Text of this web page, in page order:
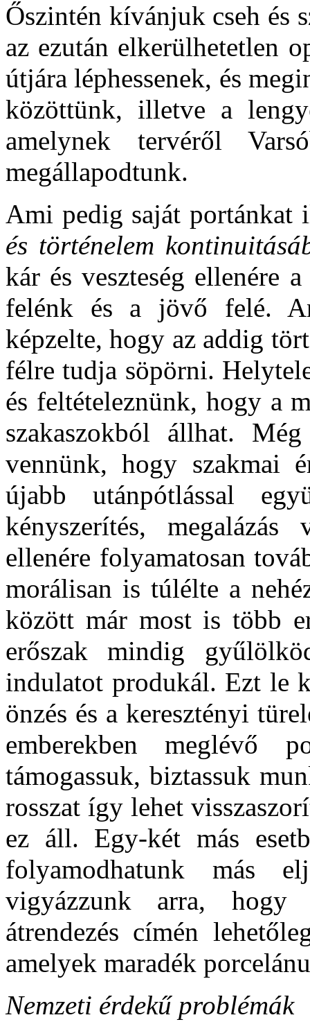
Őszintén kívánjuk cseh és
az ezután elkerülhetetlen
útjára léphessenek, és
közöttünk, illetve a
amelynek tervéről
megállapodtunk.
Ami pedig saját
és történelem
kár és veszteség ellenére
felénk és a jövő felé.
képzelte, hogy az addig
félre tudja söpörni.
és feltételeznünk, hogy a
szakaszokból állhat.
vennünk, hogy szakmai
újabb utánpótlással
kényszerítés,
ellenére folyamatosan
morálisan is túlélte a
között már most is több
erőszak mindig
indulatot produkál. Ezt le
önzés és a keresztényi
emberekben meglévő
támogassuk, biztassuk
rosszat így lehet
ez áll. Egy-két más
folyamodhatunk más
vigyázzunk arra, hogy
átrendezés címén
amelyek maradék
Nemzeti érdekű problémák